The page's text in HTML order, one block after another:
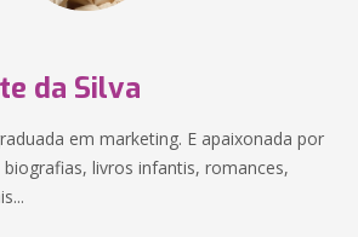
da Silva
em marketing. E apaixonada por
livros infantis, romances,